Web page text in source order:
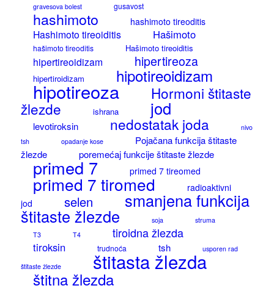
gravesova bolest gusavost
hashimoto hashimoto tireoditis
Hashimoto tireoiditis Hašimoto
hašimoto tireoditis Hašimoto tireoiditis
hipertireoidizam hipertireoza
hipertiroidizam hipotireoidizam
hipotireoza
Hormoni štitaste
žlezde
ishrana jod
levotiroksin nedostatak joda
nivo
tsh
opadanje kose
Pojačana funkcija štitaste
žlezde
poremećaj funkcije štitaste žlezde
primed 7 primed 7 tireomed
primed 7 tiromed
radioaktivni
jod
selen smanjena funkcija
štitaste žlezde soja
struma
T3
T4 tiroidna žlezda
tiroksin trudnoća tsh
usporen rad
štitaste žlezde
štitasta žlezda
štitna žlezda